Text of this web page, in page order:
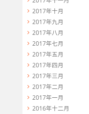
2017年十月
2017年九月
2017年八月
2017年七月
2017年五月
2017年四月
2017年三月
2017年二月
2017年一月
2016年十二月